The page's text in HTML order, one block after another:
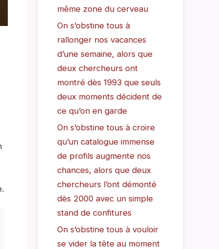
même zone du cerveau
On s’obstine tous à
rallonger nos vacances
d’une semaine, alors que
deux chercheurs ont
montré dès 1993 que seuls
deux moments décident de
ce qu’on en garde
On s’obstine tous à croire
qu’un catalogue immense
de profils augmente nos
chances, alors que deux
chercheurs l’ont démonté
dès 2000 avec un simple
stand de confitures
On s’obstine tous à vouloir
se vider la tête au moment